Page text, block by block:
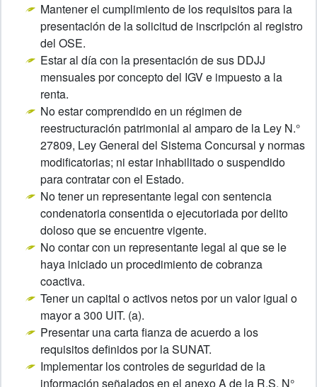
Mantener el cumplimiento de los requisitos para la
presentación de la solicitud de inscripción al registro
del OSE.
Estar al día con la presentación de sus DDJJ
mensuales por concepto del IGV e impuesto a la
renta.
No estar comprendido en un régimen de
reestructuración patrimonial al amparo de la Ley N.°
27809, Ley General del Sistema Concursal y normas
modificatorias; ni estar inhabilitado o suspendido
para contratar con el Estado.
No tener un representante legal con sentencia
condenatoria consentida o ejecutoriada por delito
doloso que se encuentre vigente.
No contar con un representante legal al que se le
haya iniciado un procedimiento de cobranza
coactiva.
Tener un capital o activos netos por un valor igual o
mayor a 300 UIT. (a).
Presentar una carta fianza de acuerdo a los
requisitos definidos por la SUNAT.
Implementar los controles de seguridad de la
información señalados en el anexo A de la R.S. N°